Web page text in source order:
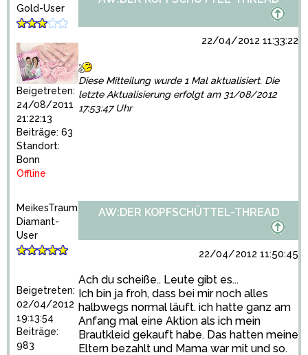
Gold-User
Beigetreten:
24/08/2011
21:22:13
Beiträge: 63
Standort:
Bonn
Offline
22/04/2012 11:33:22
Diese Mitteilung wurde 1 Mal aktualisiert. Die
letzte Aktualisierung erfolgt am 31/08/2012
17:53:47 Uhr
MeikesTraum
Diamant-
User
Beigetreten:
02/04/2012
19:13:54
Beiträge:
983
AW:DER KOPFSCHÜTTEL-THREAD
22/04/2012 11:50:45
Ach du scheiße.. Leute gibt es...
Ich bin ja froh, dass bei mir noch alles
halbwegs normal läuft. ich hatte ganz am
Anfang mal eine Aktion als ich mein
Brautkleid gekauft habe. Das hatten meine
Eltern bezahlt und Mama war mit und so.